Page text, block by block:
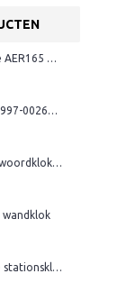
AA Tafeklokje AER165 noten
AC Hermle 60997-00261 wandklok
Nederlandse woordklok zwart AMS 1265
wandklok
Dubbelzijdige stationsklok metaal 1879